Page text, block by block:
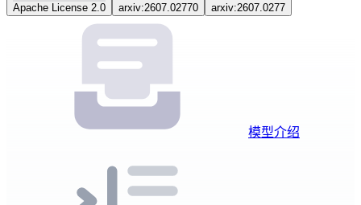
Apache License 2.0 arxiv:2607.02770 arxiv:2607.0277
模型介绍